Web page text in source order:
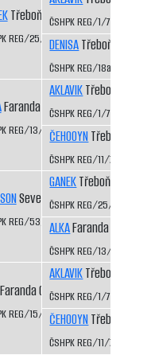
Třeboň-Kopeček CS
REG/25/82
Faranda CS
REG/13/81
Severní vítr CS
REG/53/83
CS
REG/15/81
ČSHPK REG/1/77
DENISATřeboň-
ČSHPK REG/18a/81
AKLAVIKTřeboň-
ČSHPK REG/1/77
ČEHOOYNTřeboň-
ČSHPK REG/11/79
GANEKTřeboň-
ČSHPK REG/25/82
ALKAFaranda CS
ČSHPK REG/13/81
AKLAVIKTřeboň-
ČSHPK REG/1/77
ČEHOOYNTřeboň-
ČSHPK REG/11/79